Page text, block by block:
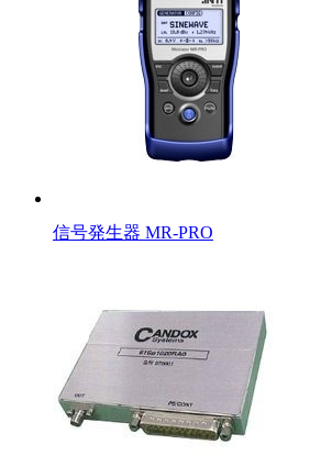
信号発生器 MR-PRO